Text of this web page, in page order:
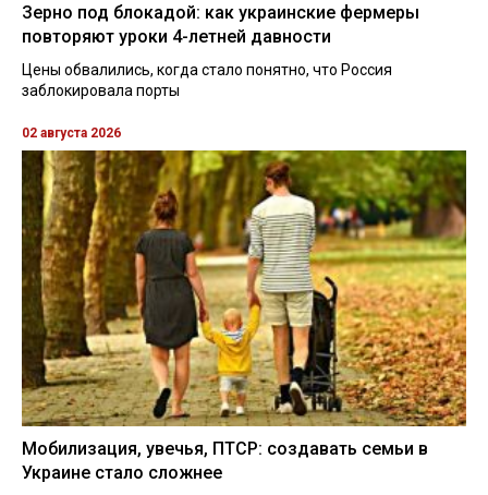
Зерно под блокадой: как украинские фермеры
повторяют уроки 4-летней давности
Цены обвалились, когда стало понятно, что Россия
заблокировала порты
02 августа 2026
Мобилизация, увечья, ПТСР: создавать семьи в
Украине стало сложнее